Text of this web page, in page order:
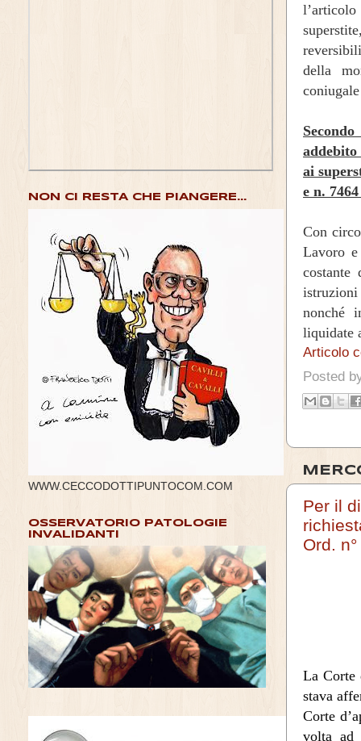
della
addebito
ai
e n.
Con
Lavoro
costante
istruzioni
nonché
liquidate
Articolo
Posted
Per il
Ord.
La Corte
stava
Corte
volta ad
NON CI RESTA CHE PIANGERE...
WWW.CECCODOTTIPUNTOCOM.COM
OSSERVATORIO PATOLOGIE
INVALIDANTI